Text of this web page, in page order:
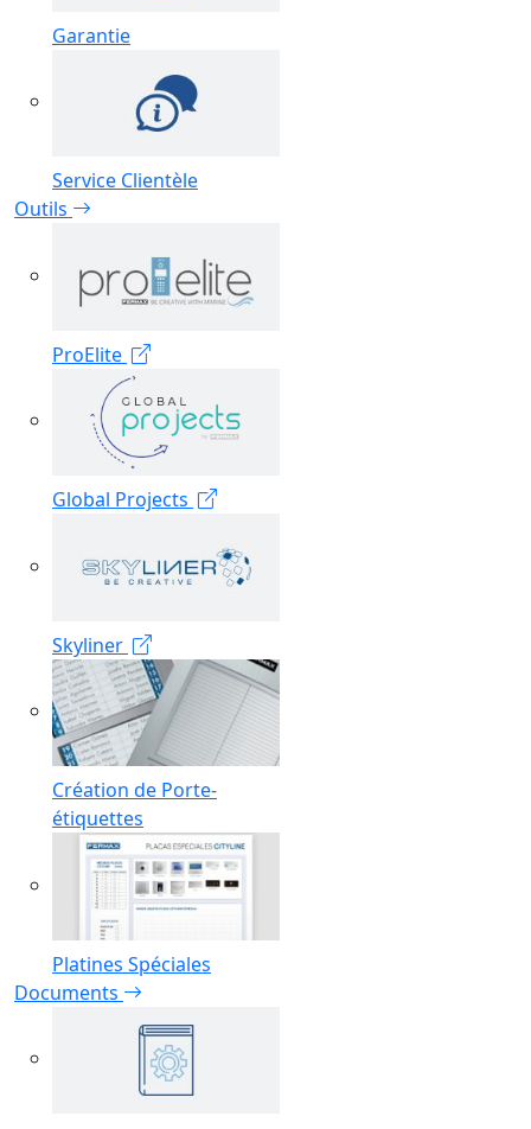
Garantie
Service Clientèle
Outils
ProElite
Global Projects
Skyliner
Création de Porte-
étiquettes
Platines Spéciales
Documents